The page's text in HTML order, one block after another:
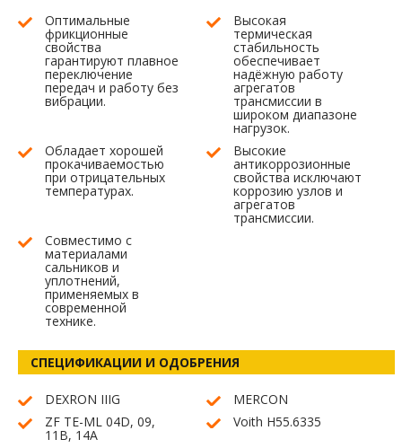
Оптимальные
фрикционные
свойства
гарантируют плавное
переключение
передач и работу без
вибрации.
Высокая
термическая
стабильность
обеспечивает
надёжную работу
агрегатов
трансмиссии в
широком диапазоне
нагрузок.
Обладает хорошей
прокачиваемостью
при отрицательных
температурах.
Высокие
антикоррозионные
свойства исключают
коррозию узлов и
агрегатов
трансмиссии.
Совместимо с
материалами
сальников и
уплотнений,
применяемых в
современной
технике.
СПЕЦИФИКАЦИИ И ОДОБРЕНИЯ
DEXRON IIIG
MERCON
ZF TE-ML 04D, 09,
11B, 14A
Voith H55.6335